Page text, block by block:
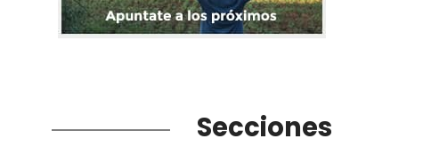
Secciones